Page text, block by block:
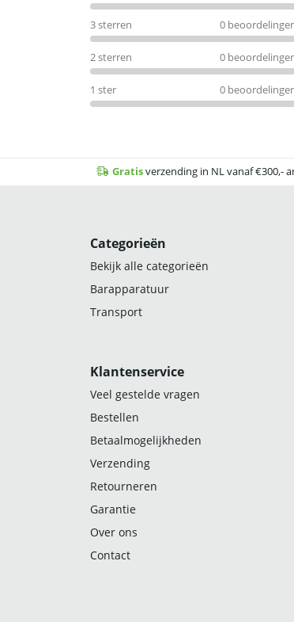
3 sterren 0
2 sterren 0
1 ster 0
Gratisverzending in NL vanaf €300,-
Categorieën
Bekijk alle categorieën
Barapparatuur
Transport
Klantenservice
Veel gestelde vragen
Bestellen
Betaalmogelijkheden
Verzending
Retourneren
Garantie
Over ons
Contact